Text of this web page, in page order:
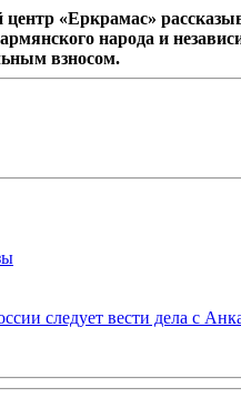
«Еркрамас»
народа и
взносом.
следует вести дела с